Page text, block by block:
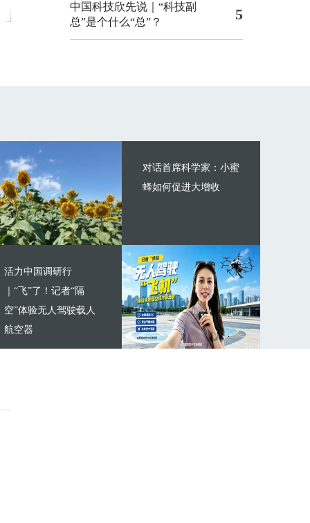
中国科技欣先说｜“科技副
总”是个什么“总”？
5
对话首席科学家：小蜜
蜂如何促进大增收
活力中国调研行
｜“飞”了！记者“隔
空”体验无人驾驶载人
航空器